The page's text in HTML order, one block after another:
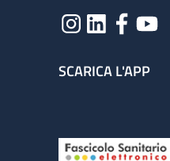
SCARICA L'APP